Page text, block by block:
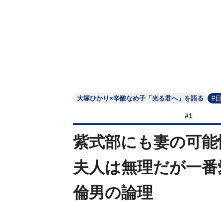
大塚ひかり×辛酸なめ子「光る君へ」を語る #
#1
紫式部にも妻の可
夫人は無理だが一
倫男の論理